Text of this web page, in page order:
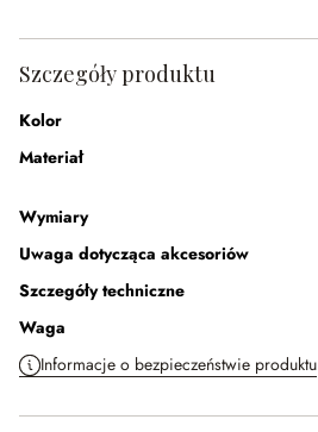
Szczegóły produktu
Kolor
Materiał
Wymiary
Uwaga dotycząca akcesoriów
Szczegóły techniczne
Waga
Informacje o bezpieczeństwie produktu